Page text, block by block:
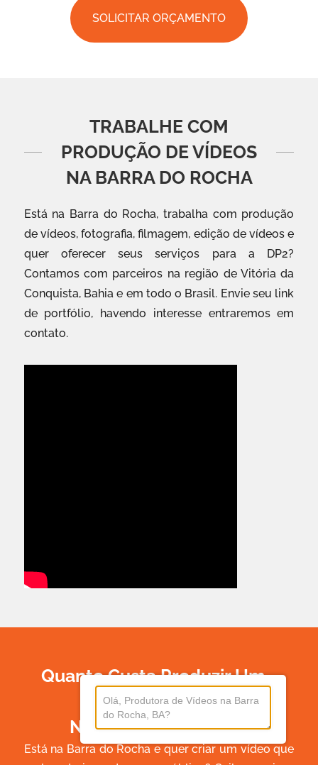
SOLICITAR ORÇAMENTO
TRABALHE COM
PRODUÇÃO DE VÍDEOS
NA BARRA DO ROCHA
Está na Barra do Rocha, trabalha com produção
de vídeos, fotografia, filmagem, edição de vídeos e
quer oferecer seus serviços para a DP2?
Contamos com parceiros na região de Vitória da
Conquista, Bahia e em todo o Brasil. Envie seu link
de portfólio, havendo interesse entraremos em
contato.
Quanto Custa Produzir Um
Vídeo
Na Barra Do Rocha?
Está na Barra do Rocha e quer criar um vídeo que